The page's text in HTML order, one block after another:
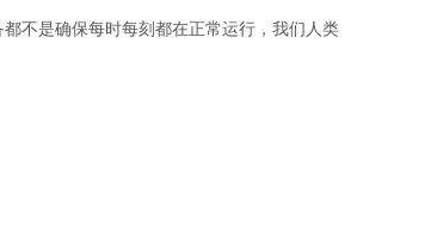
不是确保每时每刻都在正常运行，我们人类